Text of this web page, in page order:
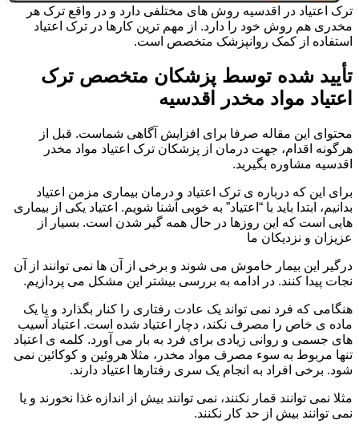
ترک اعتیاد در اقدسیه روش های مختلفی دارد و در واقع ترک هر
مخدری هم روش خود را دارد. از مهم ترین کارها در ترک اعتیاد
استفاده از کمک روانپزشک متخصص است.
تأیید شده توسط پزشکان متخصص ترک
اعتیاد مواد مخدر اقدسیه
محتوای این مقاله صرفا برای افزایش آگاهی شماست. قبل از
هرگونه اقدام، جهت درمان از پزشکان ترک اعتیاد مواد مخدر
اقدسیه مشاوره بگیرید.
برای این که درباره ی ترک اعتیاد و درمان بیماری مزمن اعتیاد
بدانیم، ابتدا باید با “اعتیاد” به خوبی آشنا شویم. اعتیاد یکی از بیماری
هایی است که این روزها در حال همه گیر شدن است. بسیار از
عزیزان و نزدیکان ما
درگیر این بیمار خاموش می شوند و برخی از آن ها نمی توانند از آن
نجات پیدا کنند. در ادامه به بررسی بیشتر این مشکل می پردازیم.
هنگامی که فرد نمی تواند یک عادت رفتاری را کنار بگذارد و یا یک
ماده ی خاص را مصرف نکند، دچار اعتیاد شده است. اعتیاد آسیب
های جسمی و روانی زیادی برای فرد به بار می آورد. کلمه ی اعتیاد
تنها مربوط به سوء مصرف مواد مخدر، مثلا هروئین و کوکائین نمی
شود. برخی افراد به انجام یک سری رفتارها اعتیاد دارند.
مثلا نمی توانند قمار نکنند، نمی توانند بیش از اندازه غذا نخورند و یا
نمی توانند بیش از حد کار نکنند.